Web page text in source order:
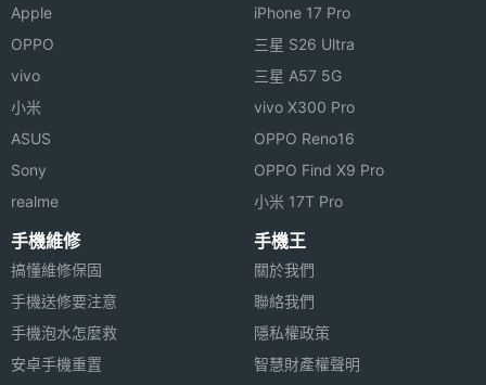
Apple
OPPO
vivo
小米
ASUS
Sony
realme
iPhone 17 Pro
三星 S26 Ultra
三星 A57 5G
vivo X300 Pro
OPPO Reno16
OPPO Find X9 Pro
小米 17T Pro
手機維修
搞懂維修保固
手機送修要注意
手機泡水怎麼救
安卓手機重置
手機王
關於我們
聯絡我們
隱私權政策
智慧財產權聲明